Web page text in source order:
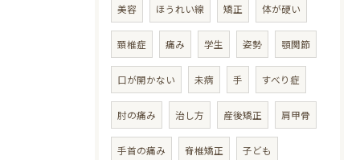
美容 ほうれい線 矯正 体が硬い
頚椎症 痛み 学生 姿勢 顎関節
口が開かない 未病 手 すべり症
肘の痛み 治し方 産後矯正 肩甲骨
手首の痛み 脊椎矯正 子ども